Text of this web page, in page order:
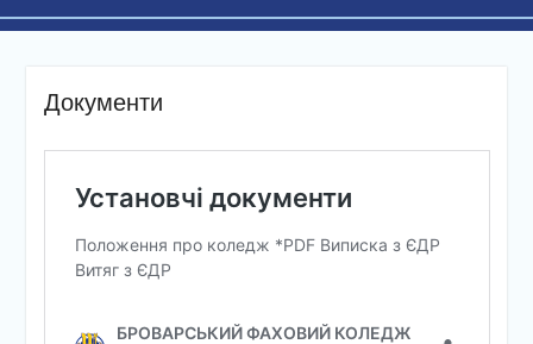
Документи